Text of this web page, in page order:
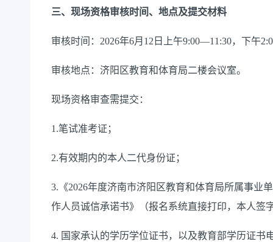
三、 现场资格审核时间、地点及提交材料
审核时间：2026年6月12日上午9:00—11:30，下午
审核地点：济阳区教育和体育局二楼会议室。
现场资格审查需提交：
1.笔试准考证；
2.有效期内的本人二代身份证；
3.《2026年度济南市济阳区教育和体育局所属事业
作人员诚信承诺书》（报名系统直接打印，本人签
4. 国家承认的学历学位证书，以及教育部学历证书